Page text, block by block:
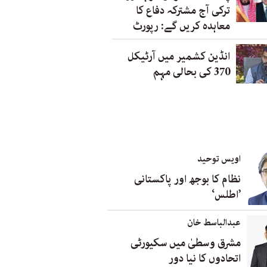
ترکی آج مشترکہ دفاع کا
معاہدہ کریں گے: رپورٹ
انڈین کشمیر میں آرٹیکل
370 کی بحالی مہم
اویس توحید
نظام کا بوجھ اور پاکستانی
’اطلس‘
عبدالباسط خان
مشرق وسطیٰ میں سکیورٹی
اتحادوں کا نیا دور